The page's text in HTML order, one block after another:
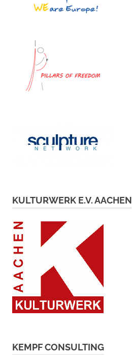
KULTURWERK E.V. AACHEN
KEMPF CONSULTING